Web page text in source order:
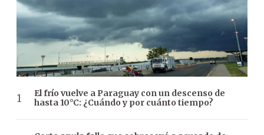
El frío vuelve a Paraguay con un descenso de
hasta 10°C: ¿Cuándo y por cuánto tiempo?